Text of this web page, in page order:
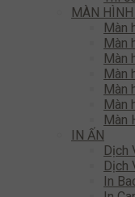
MÀN
Màn
Màn
Màn
Màn
Màn
Màn
Màn
IN ẤN
Dịch
Dịch
In